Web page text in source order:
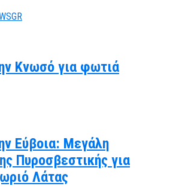
Κνωσό για φωτιά
Εύβοια: Μεγάλη
Πυροσβεστικής για
Λάτας